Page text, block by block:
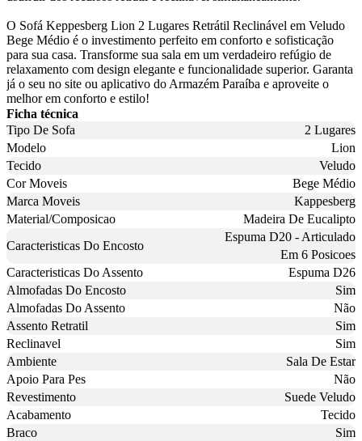
O Sofá Keppesberg Lion 2 Lugares Retrátil Reclinável em Veludo
Bege Médio é o investimento perfeito em conforto e sofisticação
para sua casa. Transforme sua sala em um verdadeiro refúgio de
relaxamento com design elegante e funcionalidade superior. Garanta
já o seu no site ou aplicativo do Armazém Paraíba e aproveite o
melhor em conforto e estilo!
Ficha técnica
Tipo De Sofa
2 Lugares
Modelo
Lion
Tecido
Veludo
Cor Moveis
Bege Médio
Marca Moveis
Kappesberg
Material/Composicao
Madeira De Eucalipto
Caracteristicas Do Encosto
Espuma D20 - Articulado
Em 6 Posicoes
Caracteristicas Do Assento
Espuma D26
Almofadas Do Encosto
Sim
Almofadas Do Assento
Não
Assento Retratil
Sim
Reclinavel
Sim
Ambiente
Sala De Estar
Apoio Para Pes
Não
Revestimento
Suede Veludo
Acabamento
Tecido
Braco
Sim